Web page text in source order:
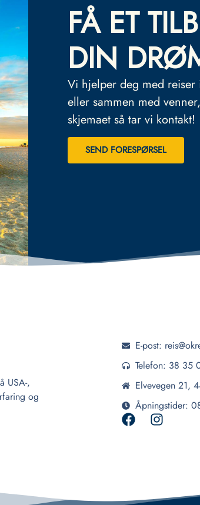
FÅ ET
DIN
Vi hjelper deg med
eller sammen med
skjemaet så tar vi kontakt!
SEND FORESPØRSEL
USA-,
og
E-post:
Telefon: 38 35
Elvevegen 21,
Åpningstider: